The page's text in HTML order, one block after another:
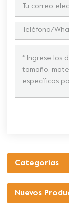
Categorías
Nuevos